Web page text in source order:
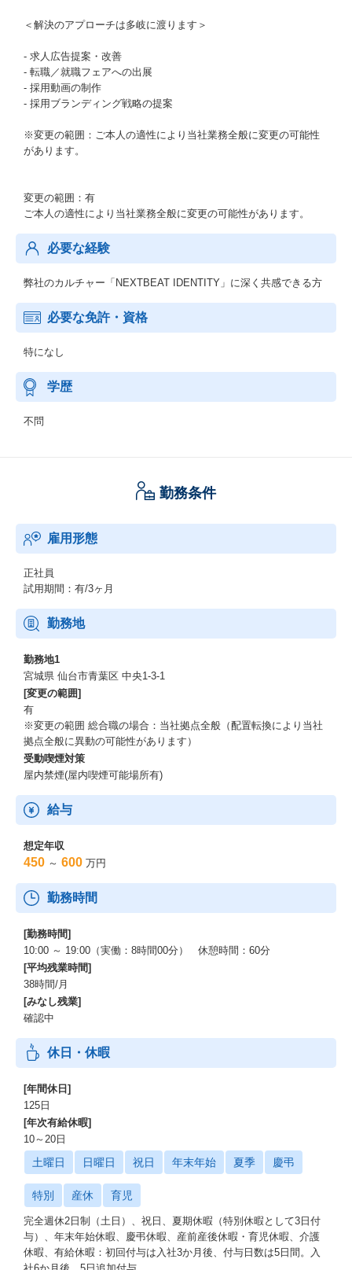
＜解決のアプローチは多岐に渡ります＞
- 求人広告提案・改善
- 転職／就職フェアへの出展
- 採用動画の制作
- 採用ブランディング戦略の提案
※変更の範囲：ご本人の適性により当社業務全般に変更の可能性
があります。
変更の範囲：有
ご本人の適性により当社業務全般に変更の可能性があります。
必要な経験
弊社のカルチャー「NEXTBEAT IDENTITY」に深く共感できる方
必要な免許・資格
特になし
学歴
不問
勤務条件
雇用形態
正社員
試用期間：有/3ヶ月
勤務地
勤務地1
宮城県 仙台市青葉区 中央1-3-1
[変更の範囲]
有
※変更の範囲 総合職の場合：当社拠点全般（配置転換により当社
拠点全般に異動の可能性があります）
受動喫煙対策
屋内禁煙(屋内喫煙可能場所有)
給与
想定年収
450 ～ 600 万円
勤務時間
[勤務時間]
10:00 ～ 19:00（実働：8時間00分） 休憩時間：60分
[平均残業時間]
38時間/月
[みなし残業]
確認中
休日・休暇
[年間休日]
125日
[年次有給休暇]
10～20日
土曜日 日曜日 祝日 年末年始 夏季 慶弔
特別 産休 育児
完全週休2日制（土日）、祝日、夏期休暇（特別休暇として3日付
与）、年末年始休暇、慶弔休暇、産前産後休暇・育児休暇、介護
休暇、有給休暇：初回付与は入社3か月後、付与日数は5日間。入